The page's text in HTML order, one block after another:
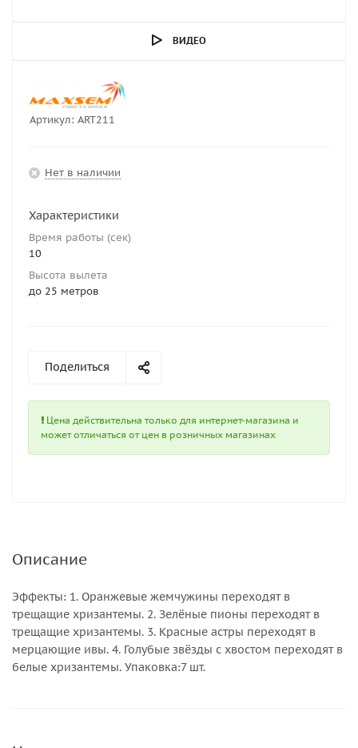
ВИДЕО
Артикул: ART211
Нет в наличии
Характеристики
Время работы (сек)
10
Высота вылета
до 25 метров
Поделиться
Цена действительна только для интернет-магазина и
может отличаться от цен в розничных магазинах
Описание
Эффекты: 1. Оранжевые жемчужины переходят в
трещащие хризантемы. 2. Зелёные пионы переходят в
трещащие хризантемы. 3. Красные астры переходят в
мерцающие ивы. 4. Голубые звёзды с хвостом переходят в
белые хризантемы. Упаковка:7 шт.